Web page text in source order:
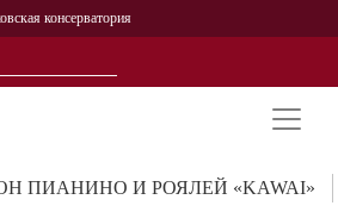
консерватория
Персоналии
История
ПИАНИНО И РОЯЛЕЙ «KAWAI»